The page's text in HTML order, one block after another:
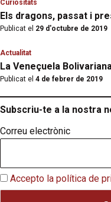
Curiositats
Els dragons, passat i
Publicat el 29 d'octubre de 2019
Actualitat
La Veneçuela
Publicat el 4 de febrer de 2019
Subscriu-te a la nostra
Correu electrònic
Accepto la política de